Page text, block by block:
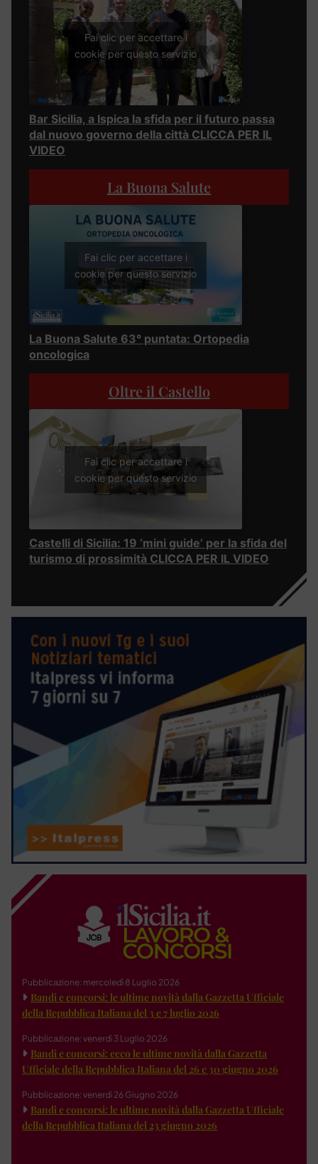
Fai clic per accettare i
cookie per questo servizio
Bar Sicilia, a Ispica la sfida per il futuro passa
dal nuovo governo della città CLICCA PER IL
VIDEO
La Buona Salute
Fai clic per accettare i
cookie per questo servizio
La Buona Salute 63° puntata: Ortopedia
oncologica
Oltre il Castello
Fai clic per accettare i
cookie per questo servizio
Castelli di Sicilia: 19 ‘mini guide’ per la sfida del
turismo di prossimità CLICCA PER IL VIDEO
Pubblicazione: mercoledì 8 Luglio 2026
Bandi e concorsi: le ultime novità dalla Gazzetta Ufficiale
della Repubblica Italiana del 3 e 7 luglio 2026
Pubblicazione: venerdì 3 Luglio 2026
Bandi e concorsi: ecco le ultime novità dalla Gazzetta
Ufficiale della Repubblica Italiana del 26 e 30 giugno 2026
Pubblicazione: venerdì 26 Giugno 2026
Bandi e concorsi: le ultime novità dalla Gazzetta Ufficiale
della Repubblica Italiana del 23 giugno 2026